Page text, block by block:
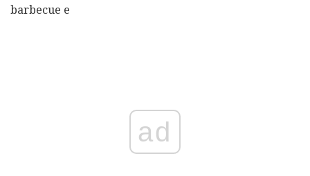
barbecue e
ad